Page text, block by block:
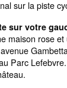
sur la piste
sur votre
maison rose
Parc